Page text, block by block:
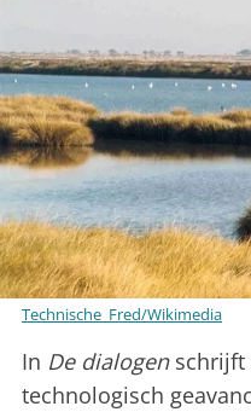
Technische_Fred/Wikimedia
In De dialogenschrijft
technologisch